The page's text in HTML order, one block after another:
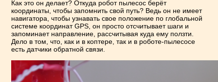
Как это он делает? Откуда робот пылесос берёт
координаты, чтобы запомнить свой путь? Ведь он не имеет
навигатора, чтобы узнавать свое положение по глобальной
системе координат GPS, он просто отсчитывает шаги и
запоминает направление, рассчитывая куда ему ползти.
Дело в том, что, как и в коптере, так и в роботе-пылесосе
есть датчики обратной связи.